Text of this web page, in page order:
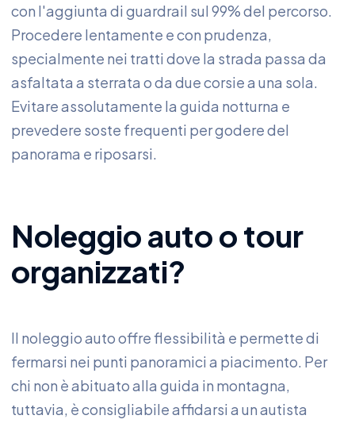
con l'aggiunta di guardrail sul 99% del percorso.
Procedere lentamente e con prudenza,
specialmente nei tratti dove la strada passa da
asfaltata a sterrata o da due corsie a una sola.
Evitare assolutamente la guida notturna e
prevedere soste frequenti per godere del
panorama e riposarsi.
Noleggio auto o tour
organizzati?
Il noleggio auto offre flessibilità e permette di
fermarsi nei punti panoramici a piacimento. Per
chi non è abituato alla guida in montagna,
tuttavia, è consigliabile affidarsi a un autista